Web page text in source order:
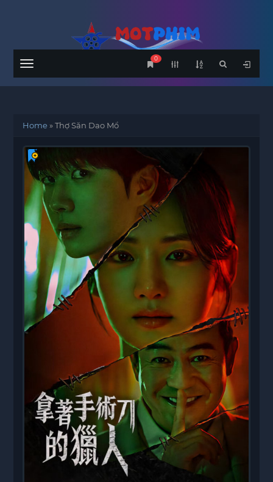
Menu
0
Home»Thợ Săn Dao Mổ